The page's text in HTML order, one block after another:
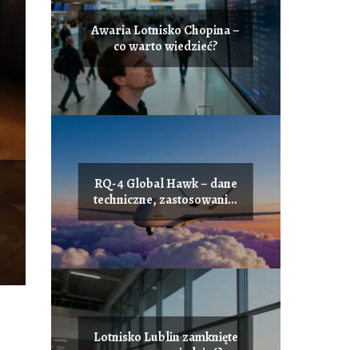
Awaria Lotnisko Chopina –
co warto wiedzieć?
RQ-4 Global Hawk – dane
techniczne, zastosowanie,
możliwości
Lotnisko Lublin zamknięte